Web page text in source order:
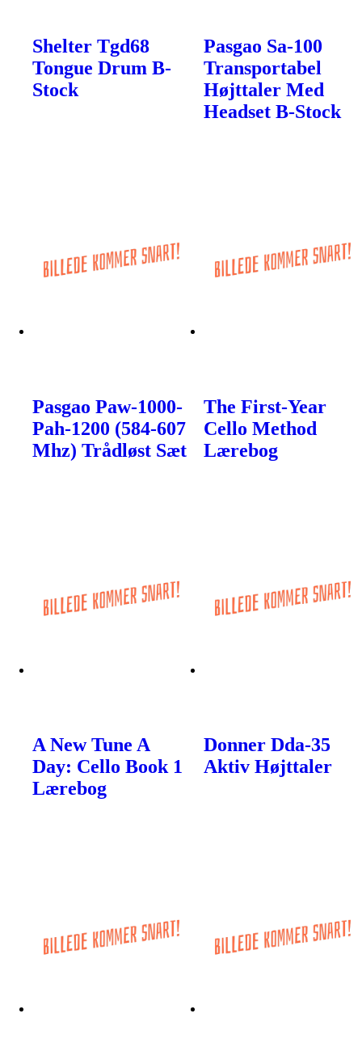
Shelter Tgd68
Tongue Drum B-
Stock
Pasgao Sa-100
Transportabel
Højttaler Med
Headset B-Stock
Pasgao Paw-1000-
Pah-1200 (584-607
Mhz) Trådløst Sæt
The First-Year
Cello Method
Lærebog
A New Tune A
Day: Cello Book 1
Lærebog
Donner Dda-35
Aktiv Højttaler